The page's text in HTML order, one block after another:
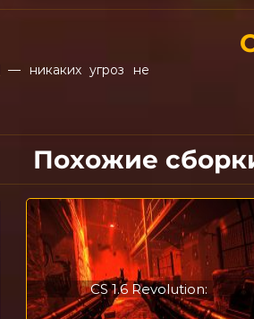
— никаких угроз не
Похожие
CS 1.6 Revolution: